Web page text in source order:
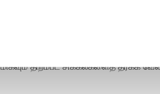
பார்வையாளர்களின் வலியை தீர்க்கும்
சந்தையில் ஏற்கனவே இருக்கும்
தங்கியுள்ளது. ஒரு போட்டி தயாரிப்பை
மிகவும் திறம்பட சிக்கல்களைத் தீர்க்க